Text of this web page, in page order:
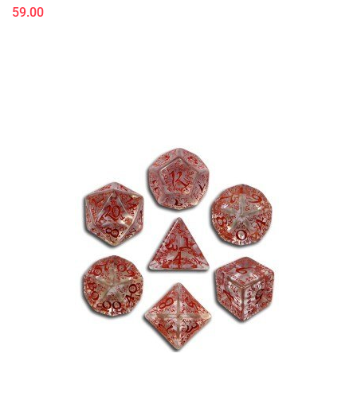
59.00